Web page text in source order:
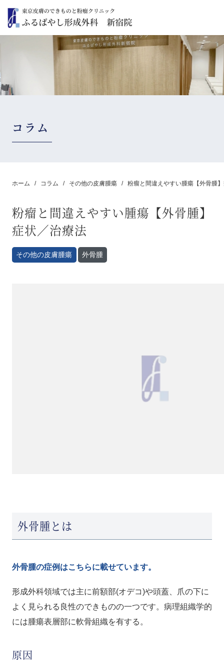
コラム
ホーム コラム その他の皮膚腫瘍 粉瘤と間違えやすい腫瘍【外骨腫
粉瘤と間違えやすい腫瘍【外骨腫】
症状／治療法
その他の皮膚腫瘍 外骨腫
外骨腫とは
外骨腫の症例はこちらに載せています。
形成外科領域では主に前額部(オデコ)や頭蓋、爪の下に
よく見られる良性のできものの一つです。病理組織学的
には腫瘍表層部に軟骨組織を有する。
原因